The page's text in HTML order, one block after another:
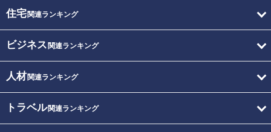
住宅関連ランキング
ビジネス 関連ランキング
人材関連ランキング
トラベル関連ランキング